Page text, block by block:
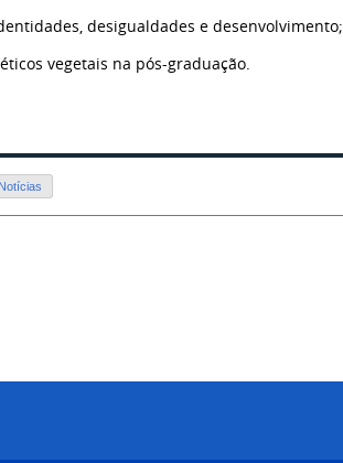
desigualdades e desenvolvimento;
vegetais na pós-graduação.
Notícias